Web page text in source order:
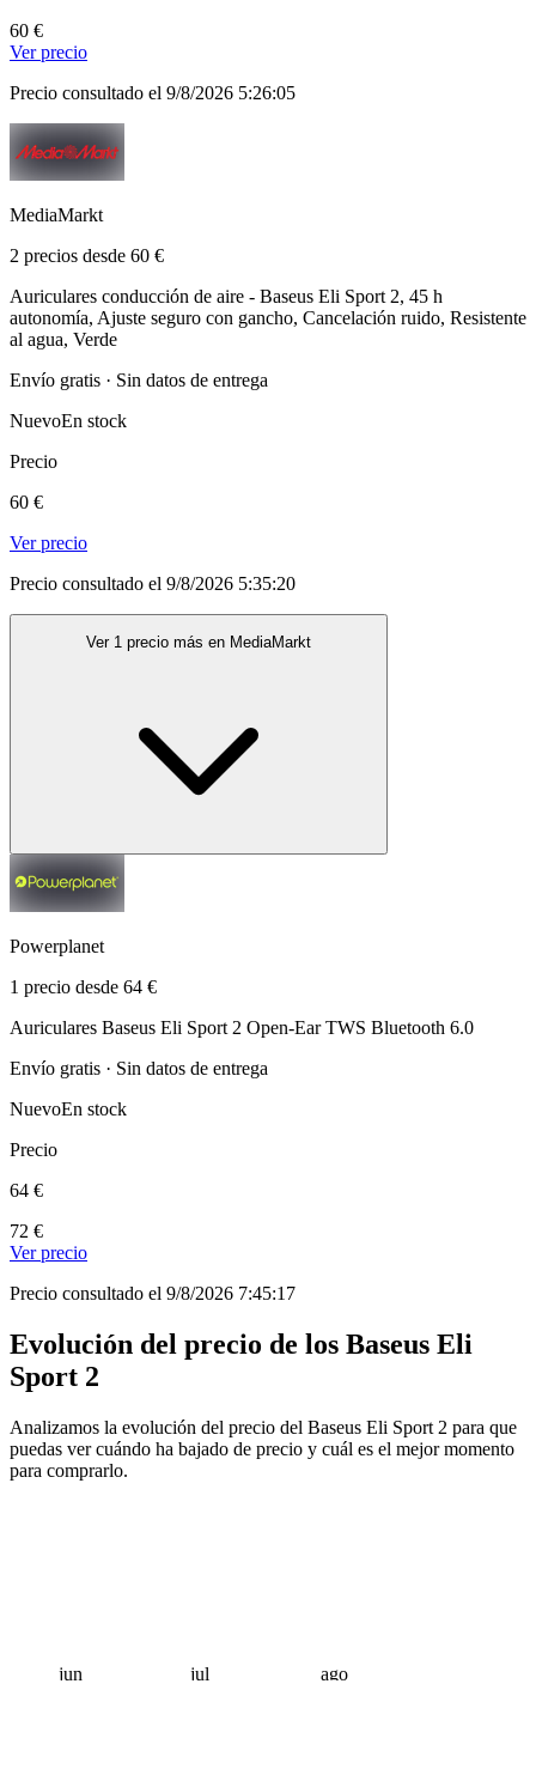
60 €
Ver precio
Precio consultado el 9/8/2026 5:26:05
MediaMarkt
2 precios desde 60 €
Auriculares conducción de aire - Baseus Eli Sport 2, 45 h
autonomía, Ajuste seguro con gancho, Cancelación ruido, Resistente
al agua, Verde
Envío gratis · Sin datos de entrega
NuevoEn stock
Precio
60 €
Ver precio
Precio consultado el 9/8/2026 5:35:20
Ver 1 precio más en MediaMarkt
Powerplanet
1 precio desde 64 €
Auriculares Baseus Eli Sport 2 Open-Ear TWS Bluetooth 6.0
Envío gratis · Sin datos de entrega
NuevoEn stock
Precio
64 €
72 €
Ver precio
Precio consultado el 9/8/2026 7:45:17
Evolución del precio de los Baseus Eli
Sport 2
Analizamos la evolución del precio del Baseus Eli Sport 2 para que
puedas ver cuándo ha bajado de precio y cuál es el mejor momento
para comprarlo.
jun jul ago